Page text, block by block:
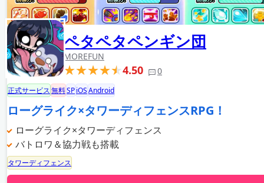
ペタペタペンギン団
MOREFUN
4.50 0
正式サービス無料SPiOSAndroid
ローグライク×タワーディフェンスRPG！
ローグライク×タワーディフェンス
バトロワ＆協力戦も搭載
タワーディフェンス